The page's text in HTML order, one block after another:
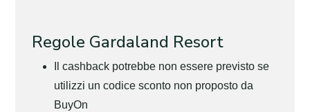
Regole Gardaland Resort
Il cashback potrebbe non essere previsto se
utilizzi un codice sconto non proposto da
BuyOn